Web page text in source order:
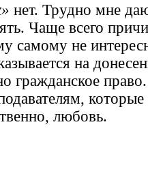
нет. Трудно мне
Чаще всего
самому не
на
право.
любовь.